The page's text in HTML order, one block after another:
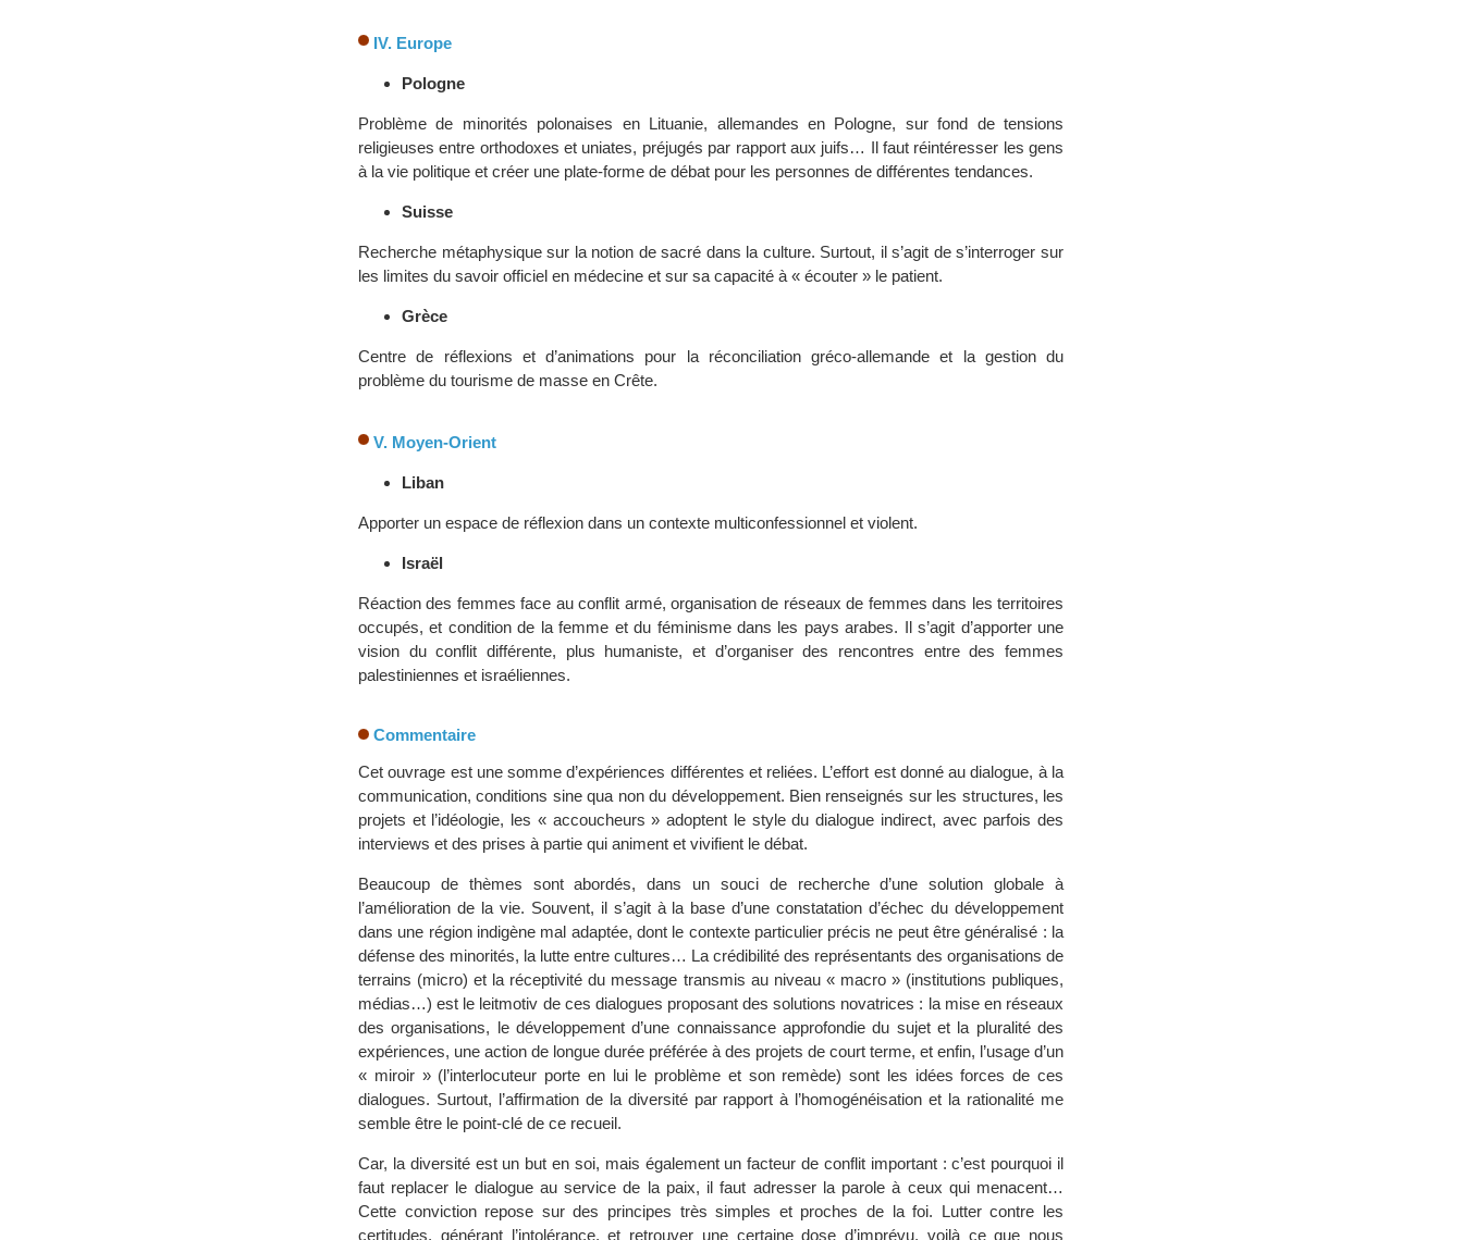
IV. Europe
Pologne
Problème de minorités polonaises en Lituanie, allemandes en Pologne, sur fond de tensions
religieuses entre orthodoxes et uniates, préjugés par rapport aux juifs… Il faut réintéresser les gens
à la vie politique et créer une plate-forme de débat pour les personnes de différentes tendances.
Suisse
Recherche métaphysique sur la notion de sacré dans la culture. Surtout, il s’agit de s’interroger sur
les limites du savoir officiel en médecine et sur sa capacité à « écouter » le patient.
Grèce
Centre de réflexions et d’animations pour la réconciliation gréco-allemande et la gestion du
problème du tourisme de masse en Crête.
V. Moyen-Orient
Liban
Apporter un espace de réflexion dans un contexte multiconfessionnel et violent.
Israël
Réaction des femmes face au conflit armé, organisation de réseaux de femmes dans les territoires
occupés, et condition de la femme et du féminisme dans les pays arabes. Il s’agit d’apporter une
vision du conflit différente, plus humaniste, et d’organiser des rencontres entre des femmes
palestiniennes et israéliennes.
Commentaire
Cet ouvrage est une somme d’expériences différentes et reliées. L’effort est donné au dialogue, à la
communication, conditions sine qua non du développement. Bien renseignés sur les structures, les
projets et l’idéologie, les « accoucheurs » adoptent le style du dialogue indirect, avec parfois des
interviews et des prises à partie qui animent et vivifient le débat.
Beaucoup de thèmes sont abordés, dans un souci de recherche d’une solution globale à
l’amélioration de la vie. Souvent, il s’agit à la base d’une constatation d’échec du développement
dans une région indigène mal adaptée, dont le contexte particulier précis ne peut être généralisé : la
défense des minorités, la lutte entre cultures… La crédibilité des représentants des organisations de
terrains (micro) et la réceptivité du message transmis au niveau « macro » (institutions publiques,
médias…) est le leitmotiv de ces dialogues proposant des solutions novatrices : la mise en réseaux
des organisations, le développement d’une connaissance approfondie du sujet et la pluralité des
expériences, une action de longue durée préférée à des projets de court terme, et enfin, l’usage d’un
« miroir » (l’interlocuteur porte en lui le problème et son remède) sont les idées forces de ces
dialogues. Surtout, l’affirmation de la diversité par rapport à l’homogénéisation et la rationalité me
semble être le point-clé de ce recueil.
Car, la diversité est un but en soi, mais également un facteur de conflit important : c’est pourquoi il
faut replacer le dialogue au service de la paix, il faut adresser la parole à ceux qui menacent…
Cette conviction repose sur des principes très simples et proches de la foi. Lutter contre les
certitudes, générant l’intolérance, et retrouver une certaine dose d’imprévu, voilà ce que nous